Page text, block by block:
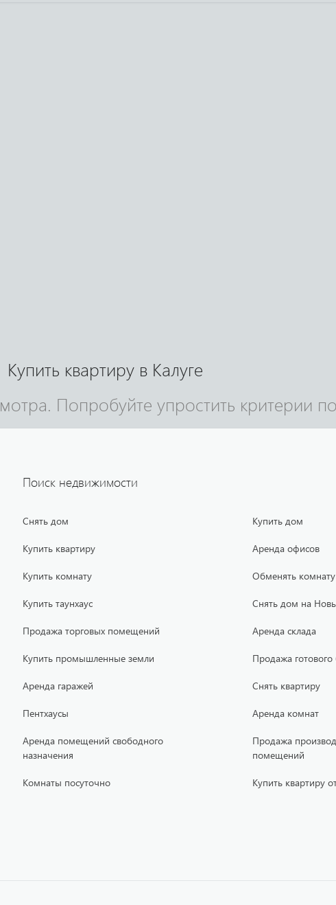
Купить квартиру в Калуге
Попробуйте упростить критерии
Поиск недвижимости
Снять дом
Купить квартиру
Купить комнату
Купить таунхаус
Продажа торговых помещений
Купить промышленные земли
Аренда гаражей
Пентхаусы
Аренда помещений свободного
назначения
Комнаты посуточно
Купить дом
Аренда офисов
Обменять комнату
Снять дом на
Аренда склада
Продажа готового
Снять квартиру
Аренда комнат
Продажа
помещений
Купить квартиру